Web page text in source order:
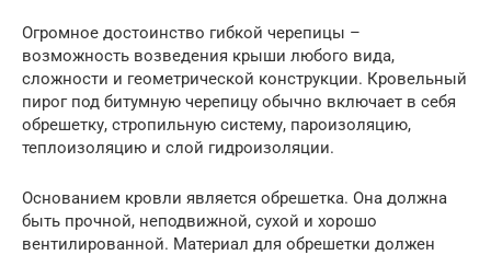
Огромное достоинство гибкой черепицы –
возможность возведения крыши любого вида,
сложности и геометрической конструкции. Кровельный
пирог под битумную черепицу обычно включает в себя
обрешетку, стропильную систему, пароизоляцию,
теплоизоляцию и слой гидроизоляции.
Основанием кровли является обрешетка. Она должна
быть прочной, неподвижной, сухой и хорошо
вентилированной. Материал для обрешетки должен